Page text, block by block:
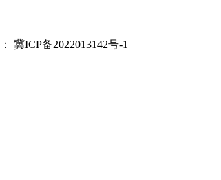
冀ICP备2022013142号-1